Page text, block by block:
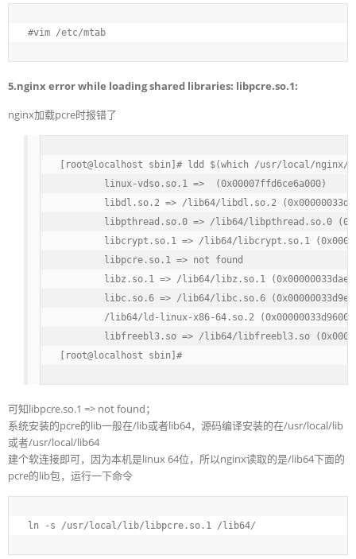
#vim /etc/mtab
5.nginx error while loading shared libraries: libpcre.so.1:
nginx加载pcre时报错了
[root@localhost sbin]# ldd $(which /usr/local/nginx/
[root@localhost sbin]#
可知libpcre.so.1 => not found；
系统安装的pcre的lib一般在/lib或者lib64，源码编译安装的在/usr/local/lib
或者/usr/local/lib64
建个软连接即可，因为本机是linux 64位，所以nginx读取的是/lib64下面的
pcre的lib包，运行一下命令
ln -s /usr/local/lib/libpcre.so.1 /lib64/